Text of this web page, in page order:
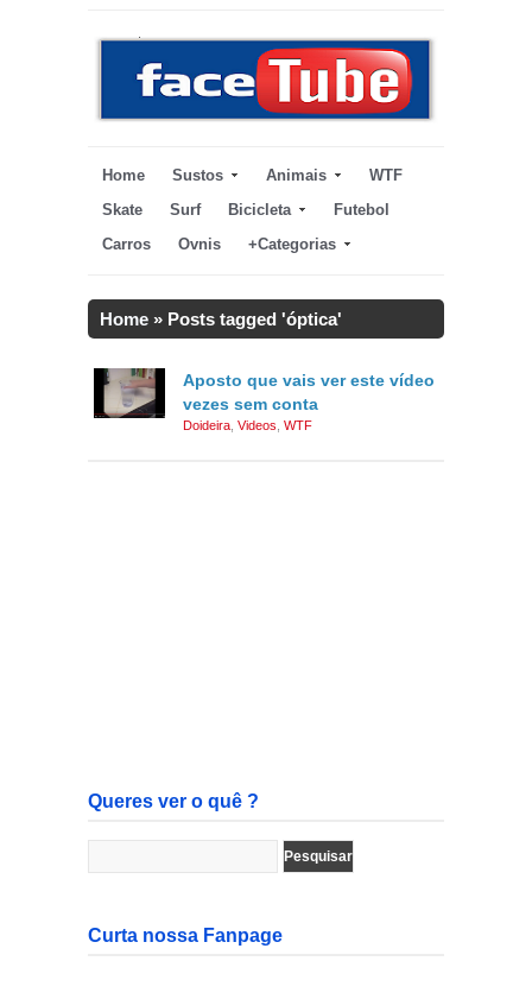
Home Sustos Animais
WTF
Skate
Surf Bicicleta
Futebol
Carros
Ovnis +Categorias
Home » Posts tagged 'óptica'
Aposto que vais ver este vídeo
vezes sem conta
Doideira Videos WTF
Queres ver o quê ?
Curta nossa Fanpage